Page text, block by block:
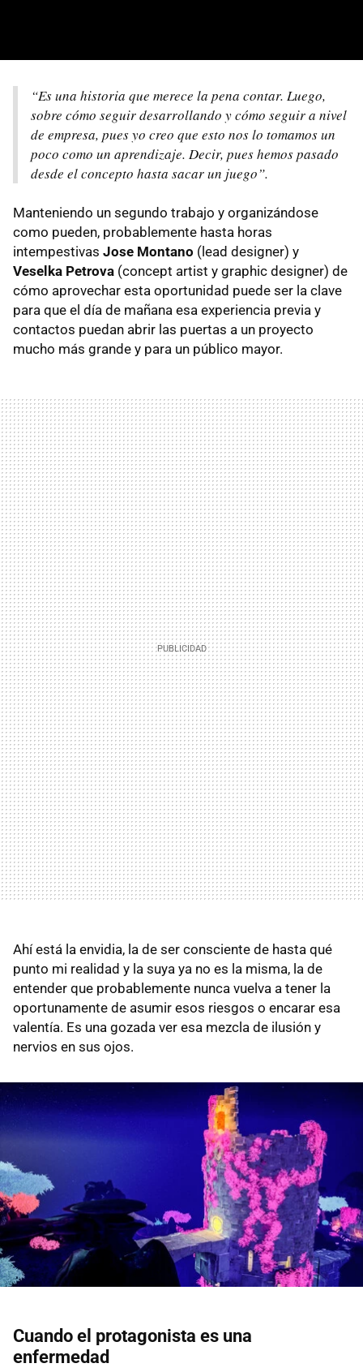
“Es una historia que merece la pena contar. Luego,
sobre cómo seguir desarrollando y cómo seguir a nivel
de empresa, pues yo creo que esto nos lo tomamos un
poco como un aprendizaje. Decir, pues hemos pasado
desde el concepto hasta sacar un juego”.
Manteniendo un segundo trabajo y organizándose
como pueden, probablemente hasta horas
intempestivas Jose Montano (lead designer) y
Veselka Petrova (concept artist y graphic designer) de
cómo aprovechar esta oportunidad puede ser la clave
para que el día de mañana esa experiencia previa y
contactos puedan abrir las puertas a un proyecto
mucho más grande y para un público mayor.
Ahí está la envidia, la de ser consciente de hasta qué
punto mi realidad y la suya ya no es la misma, la de
entender que probablemente nunca vuelva a tener la
oportunamente de asumir esos riesgos o encarar esa
valentía. Es una gozada ver esa mezcla de ilusión y
nervios en sus ojos.
Cuando el protagonista es una
enfermedad